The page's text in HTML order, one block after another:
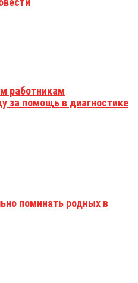
работникам
за помощь в диагностике
поминать родных в